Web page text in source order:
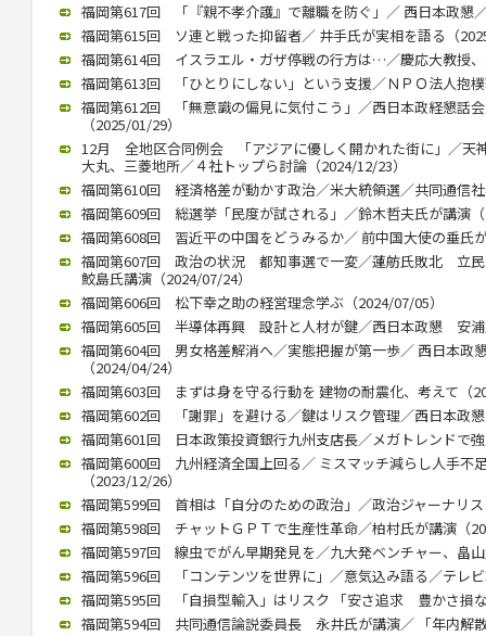
福岡第617回 「『親不孝介護』で離職を防ぐ」／ 西日本政懇
福岡第615回 ソ連と戦った抑留者／ 井手氏が実相を語る（
福岡第614回 イスラエル・ガザ停戦の行方は…／慶応大教授
福岡第613回 「ひとりにしない」という支援／ＮＰＯ法人抱
福岡第612回 「無意識の偏見に気付こう」／西日本政経懇話
（2025/01/29）
12月 全地区合同例会 「アジアに優しく開かれた街に」／天
大丸、三菱地所／４社トップら討論（2024/12/23）
福岡第610回 経済格差が動かす政治／米大統領選／共同通信
福岡第609回 総選挙「民度が試される」／鈴木哲夫氏が講演
福岡第608回 習近平の中国をどうみるか／ 前中国大使の垂氏
福岡第607回 政治の状況 都知事選で一変／蓮舫氏敗北 立
鮫島氏講演（2024/07/24）
福岡第606回 松下幸之助の経営理念学ぶ（2024/07/05）
福岡第605回 半導体再興 設計と人材が鍵／西日本政懇 安浦
福岡第604回 男女格差解消へ／実態把握が第一歩／ 西日本政
（2024/04/24）
福岡第603回 まずは身を守る行動を 建物の耐震化、考えて（
福岡第602回 「謝罪」を避ける／鍵はリスク管理／西日本政
福岡第601回 日本政策投資銀行九州支店長／メガトレンドで
福岡第600回 九州経済全国上回る／ ミスマッチ減らし人手不
（2023/12/26）
福岡第599回 首相は「自分のための政治」／政治ジャーナリ
福岡第598回 チャットＧＰＴで生産性革命／柏村氏が講演（
福岡第597回 線虫でがん早期発見を／九大発ベンチャー、畠
福岡第596回 「コンテンツを世界に」／意気込み語る／テレ
福岡第595回 「自損型輸入」はリスク 「安さ追求 豊かさ損
福岡第594回 共同通信論説委員長 永井氏が講演／ 「年内解